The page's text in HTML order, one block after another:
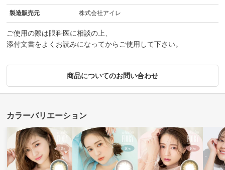
製造販売元 株式会社アイレ
ご使用の際は眼科医に相談の上、
添付文書をよくお読みになってからご使用して下さい。
商品についてのお問い合わせ